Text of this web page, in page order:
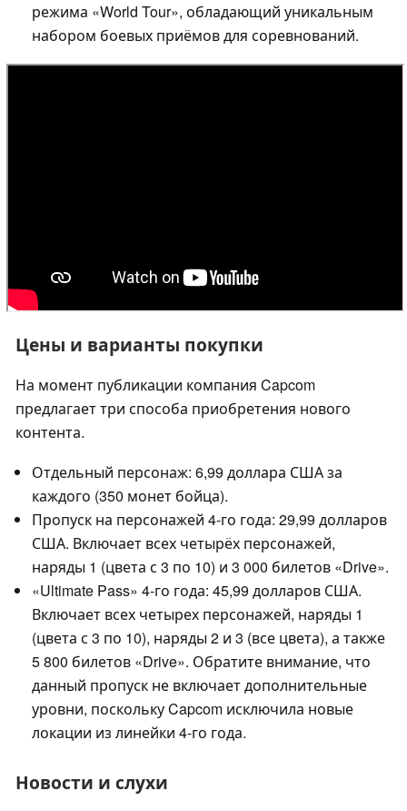
режима «World Tour», обладающий уникальным
набором боевых приёмов для соревнований.
Цены и варианты покупки
На момент публикации компания Capcom
предлагает три способа приобретения нового
контента.
Отдельный персонаж: 6,99 доллара США за
каждого (350 монет бойца).
Пропуск на персонажей 4-го года: 29,99 долларов
США. Включает всех четырёх персонажей,
наряды 1 (цвета с 3 по 10) и 3 000 билетов «Drive».
«Ultimate Pass» 4-го года: 45,99 долларов США.
Включает всех четырех персонажей, наряды 1
(цвета с 3 по 10), наряды 2 и 3 (все цвета), а также
5 800 билетов «Drive». Обратите внимание, что
данный пропуск не включает дополнительные
уровни, поскольку Capcom исключила новые
локации из линейки 4-го года.
Новости и слухи